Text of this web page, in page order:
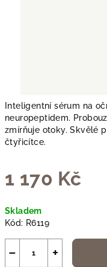
Inteligentní sérum na
neuropeptidem.
zmírňuje otoky. Skvělé
čtyřicítce.
1 170 Kč
cena:
Skladem
Kód: R6119
+
−